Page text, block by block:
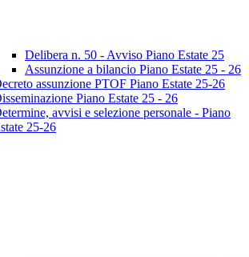
Delibera n. 50 - Avviso Piano Estate 25
Assunzione a bilancio Piano Estate 25 - 26
assunzione PTOF Piano Estate 25-26
Piano Estate 25 - 26
avvisi e selezione personale - Piano
25-26